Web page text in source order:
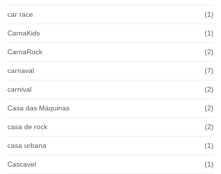
car race (1)
CarnaKids (1)
CarnaRock (2)
carnaval (7)
carnival (2)
Casa das Máquinas (2)
casa de rock (2)
casa urbana (1)
Cascavel (1)